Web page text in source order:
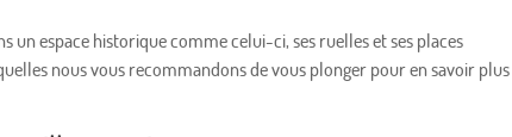
un espace historique comme celui-ci, ses ruelles et ses places
nous vous recommandons de vous plonger pour en savoir plus